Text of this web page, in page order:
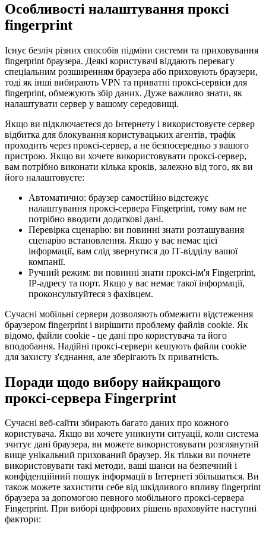
Особливості налаштування проксі
fingerprint
Існує безліч різних способів підміни системи та приховування
fingerprint браузера. Деякі користувачі віддають перевагу
спеціальним розширенням браузера або приховують браузери,
тоді як інші вибирають VPN та приватні проксі-сервіси для
fingerprint, обмежують збір даних. Дуже важливо знати, як
налаштувати сервер у вашому середовищі.
Якщо ви підключаєтеся до Інтернету і використовуєте сервер
відбитка для блокування користувацьких агентів, трафік
проходить через проксі-сервер, а не безпосередньо з вашого
пристрою. Якщо ви хочете використовувати проксі-сервер,
вам потрібно виконати кілька кроків, залежно від того, як ви
його налаштовуєте:
Автоматично: браузер самостійно відстежує
налаштування проксі-сервера Fingerprint, тому вам не
потрібно вводити додаткові дані.
Перевірка сценарію: ви повинні знати розташування
сценарію встановлення. Якщо у вас немає цієї
інформації, вам слід звернутися до ІТ-відділу вашої
компанії.
Ручний режим: ви повинні знати проксі-ім'я Fingerprint,
IP-адресу та порт. Якщо у вас немає такої інформації,
проконсультуйтеся з фахівцем.
Сучасні мобільні сервери дозволяють обмежити відстеження
браузером fingerprint і вирішити проблему файлів cookie. Як
відомо, файли cookie - це дані про користувача та його
вподобання. Надійні проксі-сервери кешують файли cookie
для захисту з'єднання, але зберігають їх приватність.
Поради щодо вибору найкращого
проксі-сервера Fingerprint
Сучасні веб-сайти збирають багато даних про кожного
користувача. Якщо ви хочете уникнути ситуації, коли система
зчитує дані браузера, ви можете використовувати розглянутий
вище унікальний прихований браузер. Як тільки ви почнете
використовувати такі методи, ваші шанси на безпечний і
конфіденційний пошук інформації в Інтернеті збільшаться. Ви
також можете захистити себе від шкідливого впливу fingerprint
браузера за допомогою певного мобільного проксі-сервера
Fingerprint. При виборі цифрових рішень враховуйте наступні
фактори: